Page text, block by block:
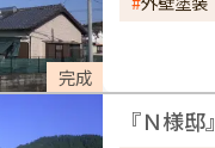
完成
『Ｎ様邸』